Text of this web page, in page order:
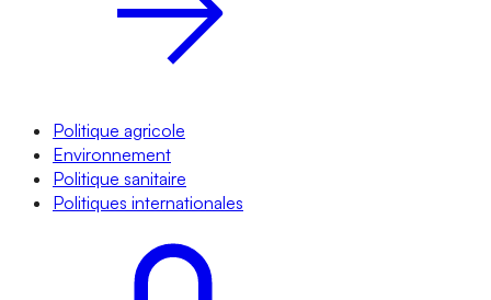
Politique agricole
Environnement
Politique sanitaire
Politiques internationales